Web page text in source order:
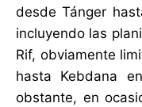
desde Tánger
incluyendo las
Rif, obviamente
hasta Kebdana
obstante, en